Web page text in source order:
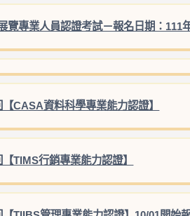
覽專業人員認證考試－報名日期：111
CASA資料科學專業能力認證】
TIMS行銷專業能力認證】